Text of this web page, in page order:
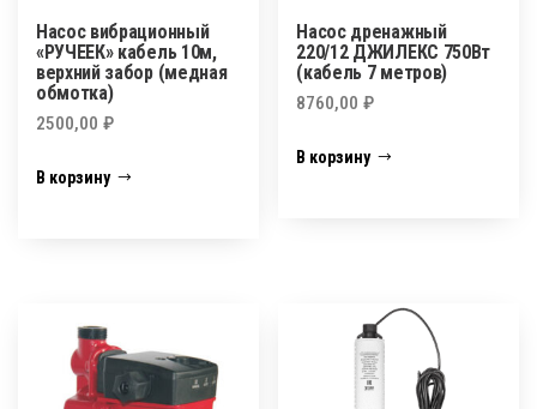
Насос вибрационный
«РУЧЕЕК» кабель 10м,
верхний забор (медная
обмотка)
2500,00 ₽
В корзину
Насос дренажный
220/12 ДЖИЛЕКС 750Вт
(кабель 7 метров)
8760,00₽
В корзину